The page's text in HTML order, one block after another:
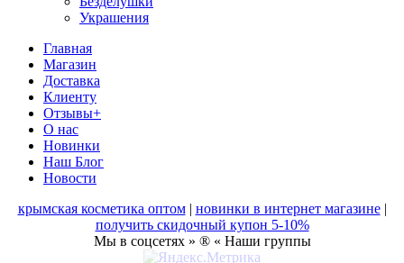
Украшения
Главная
Магазин
Доставка
Клиенту
Отзывы+
О нас
Новинки
Наш Блог
Новости
крымская косметика оптом| новинки в интернет магазине|
получить скидочный купон 5-10%
Мы в соцсетях » ® « Наши группы